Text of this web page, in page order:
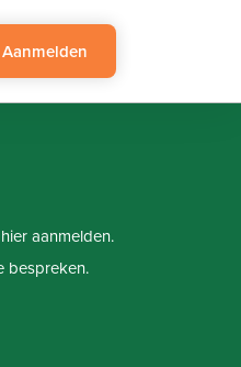
Aanmelden
aanmelden.
bespreken.